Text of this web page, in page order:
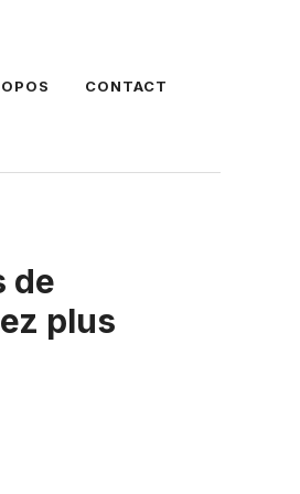
CONTACT
de
plus